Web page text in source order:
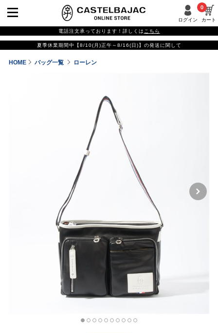
ログイン カート
0
電話注文承っております！詳しくは こちら
夏季休業期間中【8/10(月)正午～8/16(日)】の発送に関して
HOME バッグ一覧 ローレン